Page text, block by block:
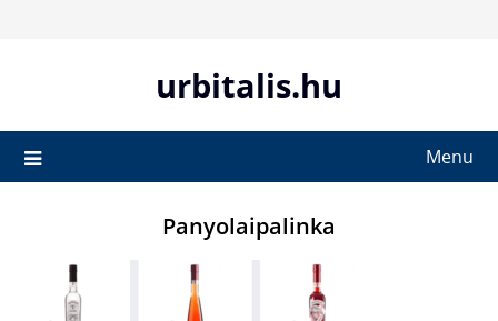
urbitalis.hu
Menu
Panyolaipalinka